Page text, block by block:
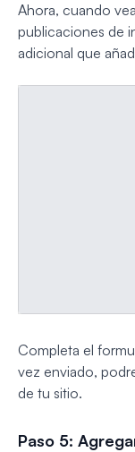
Ahora, cuando
publicaciones de
adicional que
Completa el
vez enviado,
de tu sitio.
Paso 5: